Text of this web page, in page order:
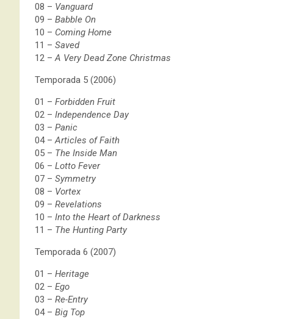
08 – Vanguard
09 – Babble On
10 – Coming Home
11 – Saved
12 – A Very Dead Zone Christmas
Temporada 5 (2006)
01 – Forbidden Fruit
02 – Independence Day
03 – Panic
04 –Articles of Faith
05 – The Inside Man
06 – Lotto Fever
07 – Symmetry
08 – Vortex
09 – Revelations
10 – Into the Heart of Darkness
11 – The Hunting Party
Temporada 6 (2007)
01 – Heritage
02 – Ego
03 – Re-Entry
04 – Big Top